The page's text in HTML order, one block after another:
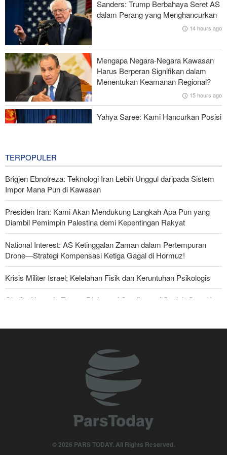
Survei Reuters: Perang dengan Iran Faktor Penyebab
Ketidakstabilan Harga BBM di AS
Serangan Iran Sebabkan Lebih dari 700 Tentara AS Geger Otak
Gagal dalam Perang dengan Iran, Dua Pejabat Senior Mossad
Dipecat
Sanders: Trump Berbahaya Seret AS
dalam Perang yang Menghancurkan
14 hours ago
Mengapa Negara-Negara Kawasan
Harus Berperan Signifikan dalam
Menentukan Keamanan Regional?
15 hours ago
Yahya Saree: Kami Hancurkan Posisi
TERPOPULER
Brigjen Ebnolreza: Teknologi Iran Lebih Unggul daripada Sistem
Impor Mana Pun di Kawasan
Presiden Iran: Kami Akan Mendukung Langkah Apa Pun yang
Diambil Pemimpin Palestina demi Kepentingan Rakyat
National Interest: AS Ketinggalan Zaman dalam Pertempuran
Drone—Strategi Kompensasi Ketiga Gagal di Hormuz!
Krisis Militer Israel; Kelelahan Fisik dan Keruntuhan Psikologis
Ghalibaf kepada Trump: Diplomasi Sandiwara AS telah Gagal !
Foreign Policy: Riyadh Terjepit di Antara Iran dan Ansarullah,
Yahya Saree: Kami Hancurkan Posisi Pasukan Bayaran Saudi
dengan Rudal Balistik dan Drone
Brigjen Akrami Nia: Artesh dalam Kondisi Siaga Penuh
Anggota Kongres AS Khawatirkan Dampak Menipisnya Rudal
© 2026 PARS TODAY. All Rights Reserved.